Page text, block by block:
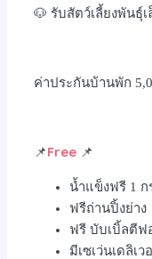
🐶 รับสัตว์เลี้ยงพันธุ์เ
ค่าประกันบ้านพัก
📌Free 📌
น้ำแข็งฟรี 1 ก
ฟรีถ่านปิ้งย่าง
ฟรี บับเบิ้ลตีฟ
มีเซเว่นเดลิเ